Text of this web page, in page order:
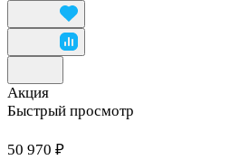
Акция
Быстрый просмотр
50 970 ₽